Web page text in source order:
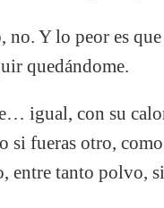
no. Y lo peor es
quedándome.
igual, con su
si fueras otro,
entre tanto polvo,